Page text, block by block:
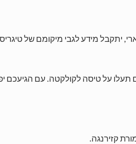
יתקבל מידע לגבי מיקומם של
על טיסה לקולקטה. עם הגיעכם
קזירנגה.